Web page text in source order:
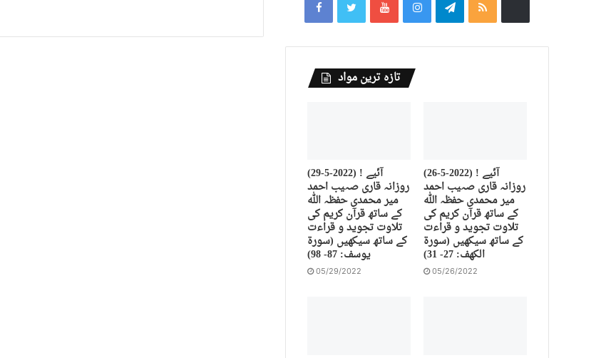
تازہ ترین مواد
(29-5-2022) آئیے !
روزانہ قاری صہیب احمد
میر محمدی حفظہ اللہ
کے ساتھ قرآن کریم کی
تلاوت تجوید و قراءت
کے ساتھ سیکھیں (سورة
يوسف: 87- 98)
05/29/2022
(26-5-2022) آئیے !
روزانہ قاری صہیب احمد
میر محمدی حفظہ اللہ
کے ساتھ قرآن کریم کی
تلاوت تجوید و قراءت
کے ساتھ سیکھیں (سورة
الكهف: 27- 31)
05/26/2022